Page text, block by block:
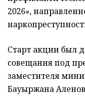
2026»,
Старт акции был
совещания под
заместителя
Бауыржана